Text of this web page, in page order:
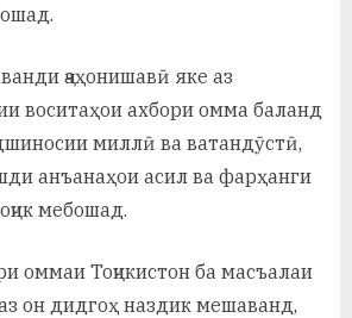
ҷаҳонишавӣ яке аз
воситаҳои ахбори омма баланд
миллӣ ва ватандӯстӣ,
анъанаҳои асил ва фарҳанги
мебошад.
оммаи Тоҷикистон ба масъалаи
он дидгоҳ наздик мешаванд,